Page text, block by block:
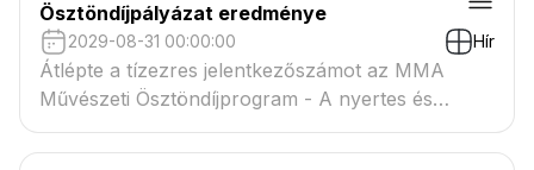
Ösztöndíjpályázat eredménye
2029-08-31 00:00:00 Hír
Átlépte a tízezres jelentkezőszámot az MMA
Művészeti Ösztöndíjprogram - A nyertes és
tartaléklistás pályázók névsora megtekinthető a
csatolmányban